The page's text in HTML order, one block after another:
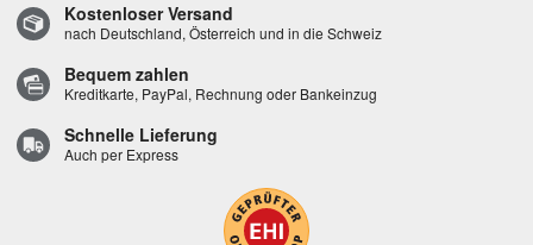
Kostenloser Versand
nach Deutschland, Österreich und in die Schweiz
Bequem zahlen
Kreditkarte, PayPal, Rechnung oder Bankeinzug
Schnelle Lieferung
Auch per Express